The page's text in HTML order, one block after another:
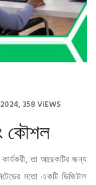
358 VIEWS
কৌশল
তা আরেকটির জন্য
মতো একটি ডিজিটাল